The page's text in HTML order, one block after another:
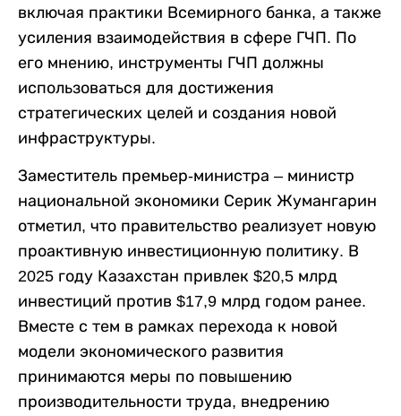
включая практики Всемирного банка, а также
усиления взаимодействия в сфере ГЧП. По
его мнению, инструменты ГЧП должны
использоваться для достижения
стратегических целей и создания новой
инфраструктуры.
Заместитель премьер-министра – министр
национальной экономики Серик Жумангарин
отметил, что правительство реализует новую
проактивную инвестиционную политику. В
2025 году Казахстан привлек $20,5 млрд
инвестиций против $17,9 млрд годом ранее.
Вместе с тем в рамках перехода к новой
модели экономического развития
принимаются меры по повышению
производительности труда, внедрению